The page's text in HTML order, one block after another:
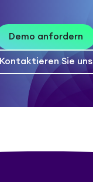
Demo anfordern
Kontaktieren Sie uns